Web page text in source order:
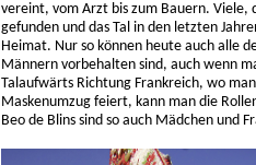
vereint, vom Arzt bis zum Bauern. Viele,
gefunden und das Tal in den letzten
Heimat. Nur so können heute auch alle
Männern vorbehalten sind, auch wenn
Talaufwärts Richtung Frankreich, wo
Maskenumzug feiert, kann man die
Beo de Blins sind so auch Mädchen und